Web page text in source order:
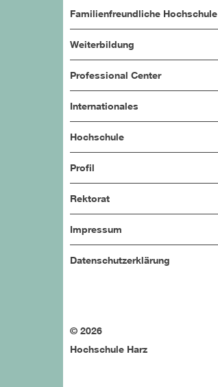
Familienfreundliche Hochschule
Weiterbildung
Professional Center
Internationales
Hochschule
Profil
Rektorat
Impressum
Datenschutzerklärung
© 2026
Hochschule Harz